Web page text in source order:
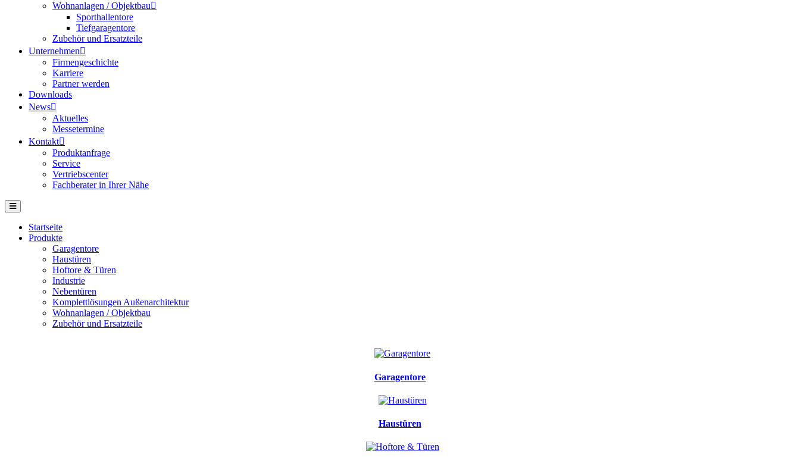
Wohnanlagen / Objektbau
Sporthallentore
Tiefgaragentore
Zubehör und Ersatzteile
Unternehmen
Firmengeschichte
Karriere
Partner werden
Downloads
News
Aktuelles
Messetermine
Kontakt
Produktanfrage
Service
Vertriebscenter
Fachberater in Ihrer Nähe
Startseite
Produkte
Garagentore
Haustüren
Hoftore & Türen
Industrie
Nebentüren
Komplettlösungen Außenarchitektur
Wohnanlagen / Objektbau
Zubehör und Ersatzteile
Garagentore
Haustüren